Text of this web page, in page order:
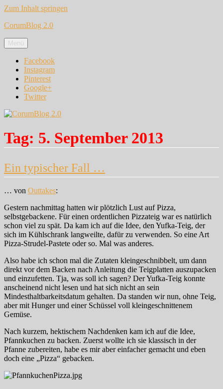
Zum Inhalt springen
CorumBlog 2.0
Menü
Facebook
Instagram
Pinterest
Google+
Twitter
Tag: 5. September 2013
Ein typischer Fall …
… von Outtakes:
Gestern nachmittag hatten wir plötzlich Lust auf Pizza,
selbstgebackene. Für einen ordentlichen Pizzateig war es natürlich
schon viel zu spät. Da kam ich auf die Idee, den Yufka-Teig, der
sich im Kühlschrank langweilte, dafür zu verwenden. So eine Art
Pizza-Strudel-Pastete oder so. Mal was anderes.
Also habe ich schon mal die Zutaten kleingeschnibbelt, um dann
direkt vor dem Backen nach Anleitung die Teigplatten auszupacken
und einzufetten. Tja, was soll ich sagen? Der Yufka-Teig konnte
anscheinend nicht lesen und hat sich nicht an sein
Mindesthaltbarkeitsdatum gehalten. Da standen wir nun, ohne Teig,
aber mit Hunger und einer Schüssel voll kleingeschnittenem
Gemüse.
Nach kurzem, hektischem Nachdenken kam ich auf die Idee,
Pfannkuchen zu backen. Zuerst wollte ich sie klassisch in der
Pfanne zubereiten, habe es mir aber einfacher gemacht und eben
doch eine „Pizza“ gebacken.